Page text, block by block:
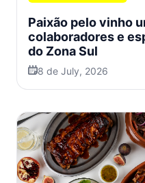
Paixão pelo vinho
colaboradores e
do Zona Sul
8 de July, 2026